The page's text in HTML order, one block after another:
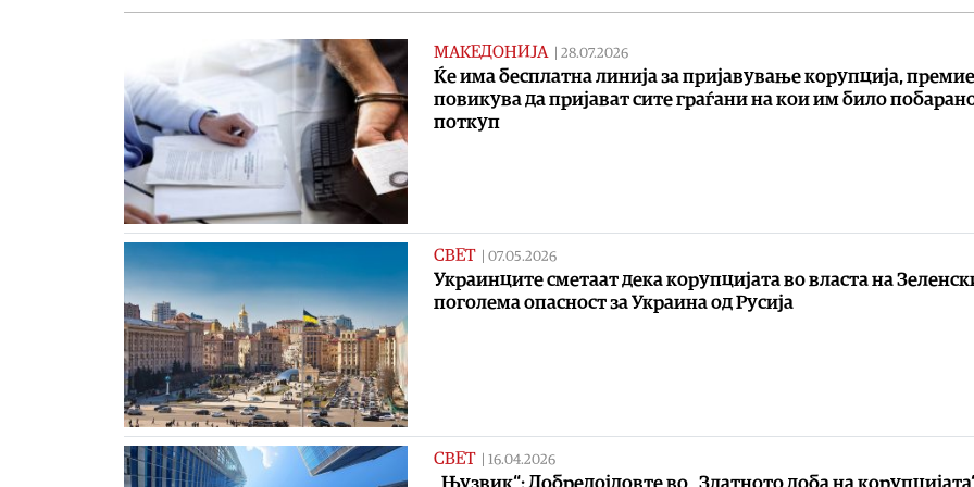
МАКЕДОНИЈА 28.07.2026
Ќе има бесплатна линија за пријавување корупција,
повикува да пријават сите граѓани на кои им било
поткуп
СВЕТ 07.05.2026
Украинците сметаат дека корупцијата во власта на
поголема опасност за Украина од Русија
СВЕТ 16.04.2026
„Њузвик“: Добредојдовте во „Златното доба на